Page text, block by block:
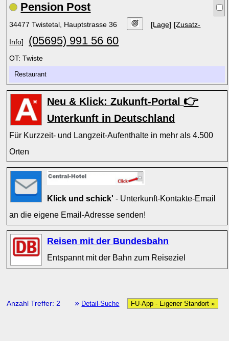
Pension Post
34477 Twistetal, Hauptstrasse 36 [Lage] [Zusatz-
Info] (05695) 991 56 60
OT: Twiste
Restaurant
Neu & Klick: Zukunft-Portal 👉
Unterkunft in Deutschland
Für Kurzzeit- und Langzeit-Aufenthalte in mehr als 4.500
Orten
Klick und schick' - Unterkunft-Kontakte-Email
an die eigene Email-Adresse senden!
Reisen mit der Bundesbahn
Entspannt mit der Bahn zum Reiseziel
Anzahl Treffer: 2 » Detail-Suche FU-App - Eigener Standort »